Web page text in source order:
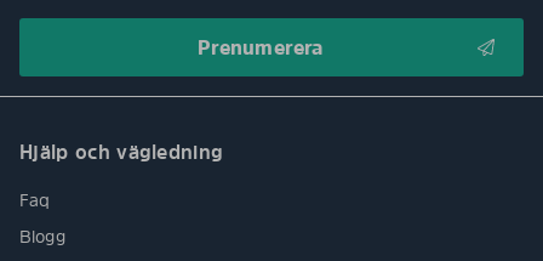
Hjälp och vägledning
Faq
Blogg